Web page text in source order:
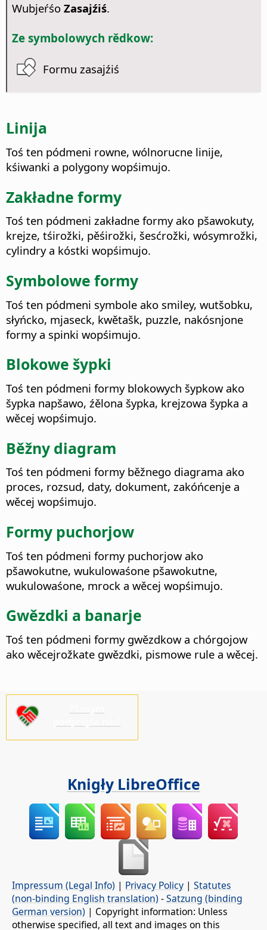
Wubjeŕśo Zasajźiś.
Ze symbolowych rědkow:
Formu zasajźiś
Linija
Toś ten pódmeni rowne, wólnorucne linije,
kśiwanki a polygony wopśimujo.
Zakładne formy
Toś ten pódmeni zakładne formy ako pšawokuty,
krejze, tśirožki, pěśirožki, šesćrožki, wósymrožki,
cylindry a kóstki wopśimujo.
Symbolowe formy
Toś ten pódmeni symbole ako smiley, wutšobku,
słyńcko, mjaseck, kwětašk, puzzle, nakósnjone
formy a spinki wopśimujo.
Blokowe šypki
Toś ten pódmeni formy blokowych šypkow ako
šypka napšawo, źělona šypka, krejzowa šypka a
wěcej wopśimujo.
Běžny diagram
Toś ten pódmeni formy běžnego diagrama ako
proces, rozsud, daty, dokument, zakóńcenje a
wěcej wopśimujo.
Formy puchorjow
Toś ten pódmeni formy puchorjow ako
pšawokutne, wukulowaśone pšawokutne,
wukulowaśone, mrock a wěcej wopśimujo.
Gwězdki a banarje
Toś ten pódmeni formy gwězdkow a chórgojow
ako wěcejrožkate gwězdki, pismowe rule a wěcej.
Knigły LibreOffice
Impressum (Legal Info) | Privacy Policy | Statutes
(non-binding English translation) -Satzung (binding
German version) | Copyright information: Unless
otherwise specified, all text and images on this